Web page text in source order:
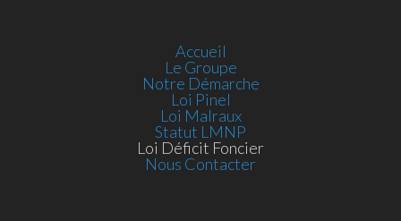
Accueil
Le Groupe
Notre Démarche
Loi Pinel
Loi Malraux
Statut LMNP
Loi Déficit Foncier
Nous Contacter